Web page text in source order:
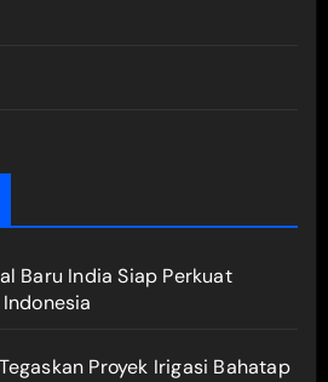
Baru India Siap Perkuat
Proyek Irigasi Bahatap